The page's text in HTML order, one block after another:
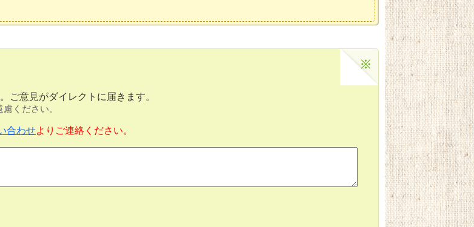
ご意見がダイレクトに届きます。
ください。
合わせよりご連絡ください。